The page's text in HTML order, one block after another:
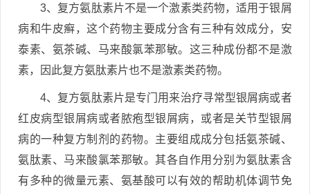
3、复方氨肽素片不是一个激素类药物，适用于银屑
病和牛皮癣，这个药物主要成分含有三种有效成分，安
泰素、氨茶碱、马来酸氯苯那敏。这三种成份都不是激
素，因此复方氨肽素片也不是激素类药物。
4、复方氨肽素片是专门用来治疗寻常型银屑病或者
红皮病型银屑病或者脓疱型银屑病，或者是关节型银屑
病的一种复方制剂的药物。主要组成成分包括氨茶碱、
氨肽素、马来酸氯苯那敏。其各自作用分别为氨肽素含
有多种的微量元素、氨基酸可以有效的帮助机体调节免